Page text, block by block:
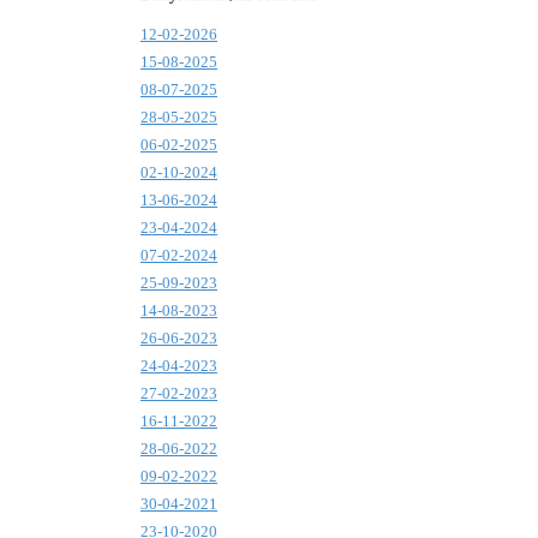
12-02-2026
15-08-2025
08-07-2025
28-05-2025
06-02-2025
02-10-2024
13-06-2024
23-04-2024
07-02-2024
25-09-2023
14-08-2023
26-06-2023
24-04-2023
27-02-2023
16-11-2022
28-06-2022
09-02-2022
30-04-2021
23-10-2020